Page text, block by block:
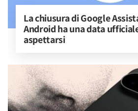
La chiusura di Google
Android ha una data
aspettarsi